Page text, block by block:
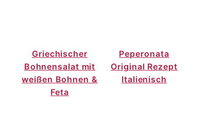
Griechischer
Bohnensalat mit
weißen Bohnen &
Feta
Peperonata
Original Rezept
Italienisch